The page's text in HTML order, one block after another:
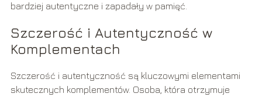
bardziej autentyczne i zapadały w pamięć.
Szczerość i Autentyczność w
Komplementach
Szczerość i autentyczność są kluczowymi elementami
skutecznych komplementów. Osoba, która otrzymuje